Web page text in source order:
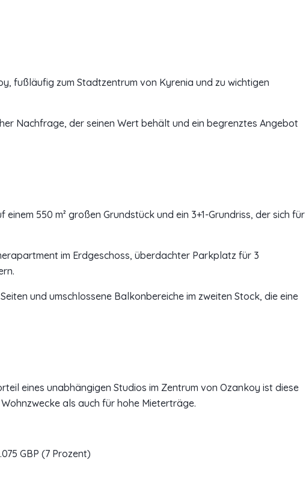
fußläufig zum Stadtzentrum von Kyrenia und zu wichtigen
Nachfrage, der seinen Wert behält und ein begrenztes Angebot
einem 550 m² großen Grundstück und ein 3+1-Grundriss, der sich für
im Erdgeschoss, überdachter Parkplatz für 3
und umschlossene Balkonbereiche im zweiten Stock, die eine
eines unabhängigen Studios im Zentrum von Ozankoy ist diese
als auch für hohe Mieterträge.
GBP (7 Prozent)